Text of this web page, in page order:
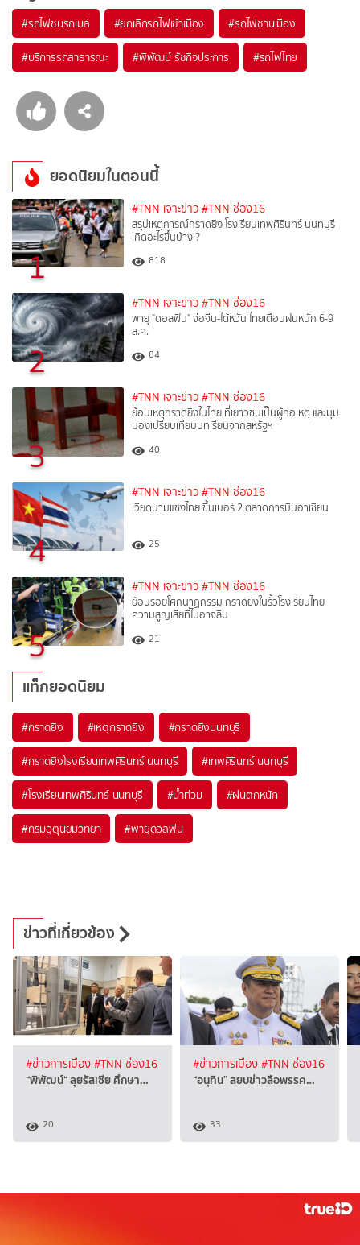
#รถไฟชนรถเมล์ #ยกเลิกรถไฟเข้าเมือง #รถไฟชานเมือง
#บริการรถสาธารณะ #พิพัฒน์ รัชกิจประการ #รถไฟไทย
ยอดนิยมในตอนนี้
1
#TNN เจาะข่าว #TNN ช่อง16
สรุปเหตุการณ์กราดยิง โรงเรียนเทพศิรินทร์ นนทบุรี
เกิดอะไรขึ้นบ้าง ?
818
2
#TNN เจาะข่าว #TNN ช่อง16
พายุ "ดอลฟิน" จ่อจีน-ไต้หวัน ไทยเตือนฝนหนัก 6-9
ส.ค.
84
3
#TNN เจาะข่าว #TNN ช่อง16
ย้อนเหตุกราดยิงในไทย ที่เยาวชนเป็นผู้ก่อเหตุ และมุม
มองเปรียบเทียบบทเรียนจากสหรัฐฯ
40
4
#TNN เจาะข่าว #TNN ช่อง16
เวียดนามแซงไทย ขึ้นเบอร์ 2 ตลาดการบินอาเซียน
25
5
#TNN เจาะข่าว #TNN ช่อง16
ย้อนรอยโศกนาฏกรรม กราดยิงในรั้วโรงเรียนไทย
ความสูญเสียที่ไม่อาจลืม
21
แท็กยอดนิยม
#กราดยิง #เหตุกราดยิง #กราดยิงนนทบุรี
#กราดยิงโรงเรียนเทพศิรินทร์ นนทบุรี #เทพศิรินทร์ นนทบุรี
#โรงเรียนเทพศิรินทร์ นนทบุรี #น้ำท่วม #ฝนตกหนัก
#กรมอุตุนิยมวิทยา #พายุดอลฟิน
ข่าวที่เกี่ยวข้อง
#ข่าวการเมือง#TNN ช่อง16
“พิพัฒน์“ ลุยรัสเซีย ศึกษา…
20
#ข่าวการเมือง#TNN ช่อง16
“อนุทิน” สยบข่าวลือพรรค…
33